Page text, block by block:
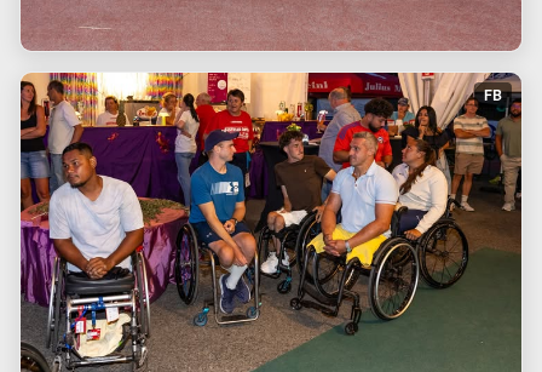
FB